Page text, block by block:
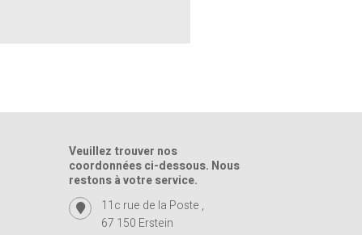
Veuillez trouver nos
coordonnées ci-dessous. Nous
restons à votre service.
11c rue de la Poste ,
67 150 Erstein